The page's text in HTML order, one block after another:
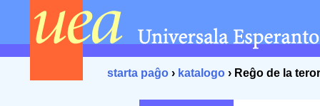
starta paĝo › katalogo › Reĝo de la